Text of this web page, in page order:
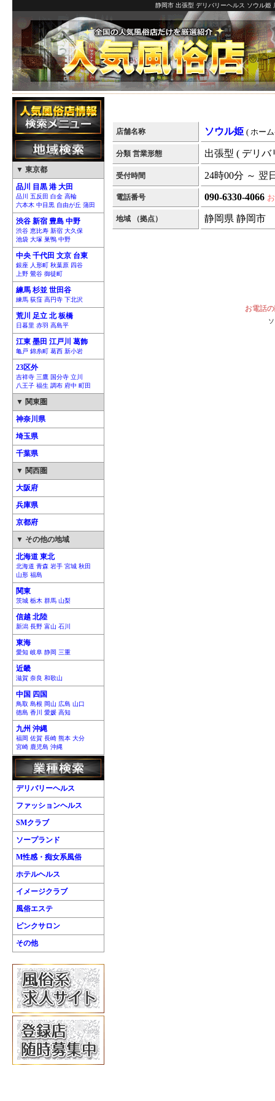
静岡市 出張型 デリバリーヘルス ソウル
▼ 東京都
品川 目黒 港 大田
品川 五反田 白金 高輪
六本木 中目黒 自由が丘 蒲田
渋谷 新宿 豊島 中野
渋谷 恵比寿 新宿 大久保
池袋 大塚 巣鴨 中野
中央 千代田 文京 台東
銀座 人形町 秋葉原 四谷
上野 鶯谷 御徒町
練馬 杉並 世田谷
練馬 荻窪 高円寺 下北沢
荒川 足立 北 板橋
日暮里 赤羽 高島平
江東 墨田 江戸川 葛飾
亀戸 錦糸町 葛西 新小岩
23区外
吉祥寺 三鷹 国分寺 立川
八王子 福生 調布 府中 町田
▼ 関東圏
神奈川県
埼玉県
千葉県
▼ 関西圏
大阪府
兵庫県
京都府
▼ その他の地域
北海道 東北
北海道 青森 岩手 宮城 秋田
山形 福島
関東
茨城 栃木 群馬 山梨
信越 北陸
新潟 長野 富山 石川
東海
愛知 岐阜 静岡 三重
近畿
滋賀 奈良 和歌山
中国 四国
鳥取 島根 岡山 広島 山口
徳島 香川 愛媛 高知
九州 沖縄
福岡 佐賀 長崎 熊本 大分
宮崎 鹿児島 沖縄
デリバリーヘルス
ファッションヘルス
SMクラブ
ソープランド
M性感・痴女系風俗
ホテルヘルス
イメージクラブ
風俗エステ
ピンクサロン
その他
店舗名称 ソウル姫 ( ホー
分類 営業形態 出張型 ( デリバ
受付時間 24時00分 ～ 翌
電話番号 090-6330-4066
地域 （拠点） 静岡県 静岡市
お電話